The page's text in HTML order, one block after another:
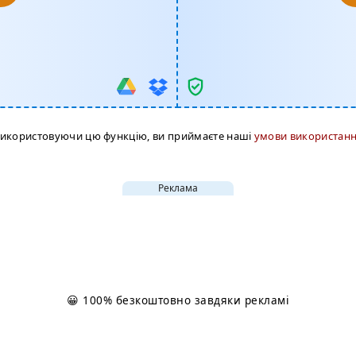
цю функцію, ви приймаєте наші умови
Реклама
😀 100% безкоштовно завдяки рекламі